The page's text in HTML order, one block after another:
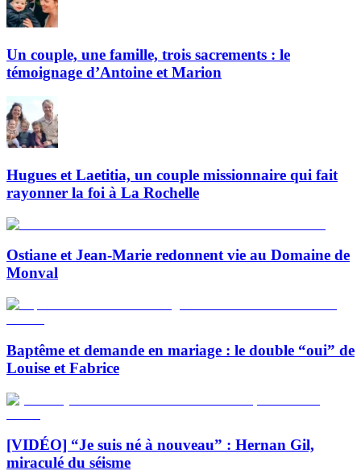
Un couple, une famille, trois sacrements : le
témoignage d’Antoine et Marion
Hugues et Laetitia, un couple missionnaire qui fait
rayonner la foi à La Rochelle
Ostiane et Jean-Marie redonnent vie au Domaine de
Monval
Baptême et demande en mariage : le double “oui” de
Louise et Fabrice
[VIDÉO] “Je suis né à nouveau” : Hernan Gil,
miraculé du séisme